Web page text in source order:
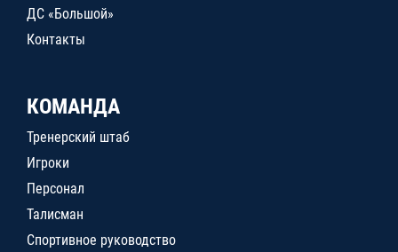
ДС «Большой»
Контакты
КОМАНДА
Тренерский штаб
Игроки
Персонал
Талисман
Спортивное руководство